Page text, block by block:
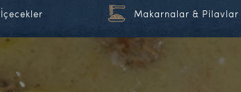
İçecekler Makarnalar & Pilavlar